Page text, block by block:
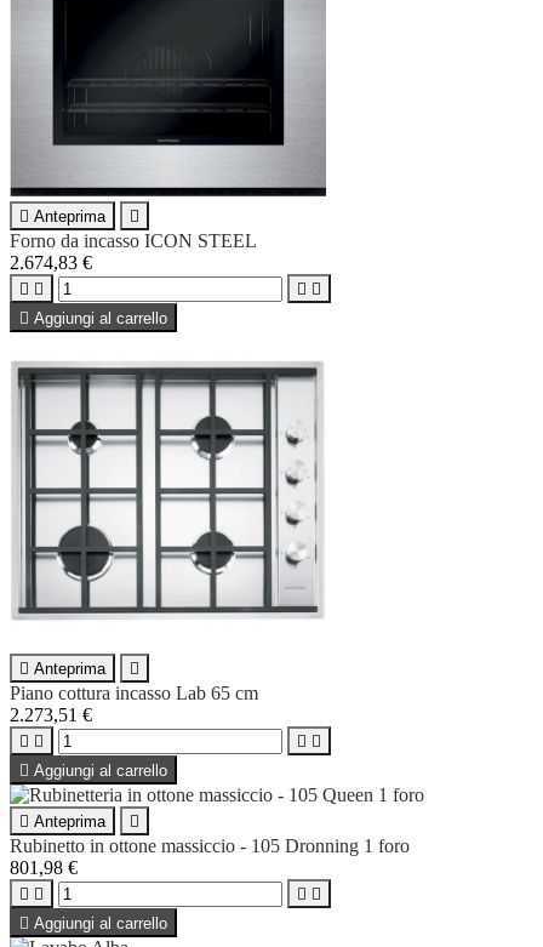
 Anteprima 
Forno da incasso ICON STEEL
2.674,83 €
   
 Aggiungi al carrello
 Anteprima 
Piano cottura incasso Lab 65 cm
2.273,51 €
   
 Aggiungi al carrello
 Anteprima 
Rubinetto in ottone massiccio - 105 Dronning 1 foro
801,98 €
   
 Aggiungi al carrello